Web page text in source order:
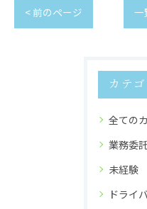
< 前のページ 一
カテ
全ての
業務委託
未経験
ドライ